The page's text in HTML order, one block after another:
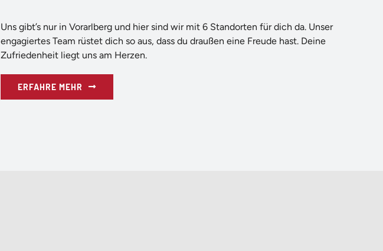
Uns gibt’s nur in Vorarlberg und hier sind wir mit 6 Standorten für dich da. Unser
engagiertes Team rüstet dich so aus, dass du draußen eine Freude hast. Deine
Zufriedenheit liegt uns am Herzen.
ERFAHRE MEHR